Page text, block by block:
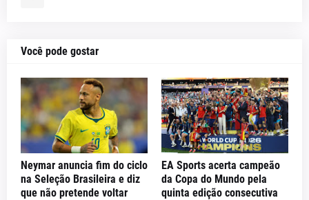
Você pode gostar
Neymar anuncia fim do ciclo
na Seleção Brasileira e diz
que não pretende voltar
EA Sports acerta campeão
da Copa do Mundo pela
quinta edição consecutiva